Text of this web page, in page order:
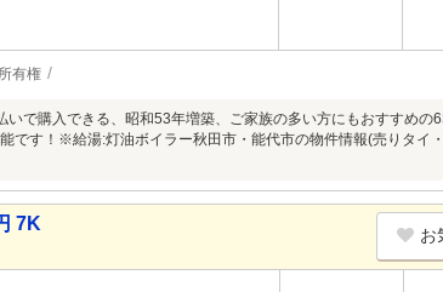
所有権
いで購入できる、昭和53年増築、ご家族の多い方にもおすすめ
です！※給湯:灯油ボイラー秋田市・能代市の物件情報(売りタイ
7K
お